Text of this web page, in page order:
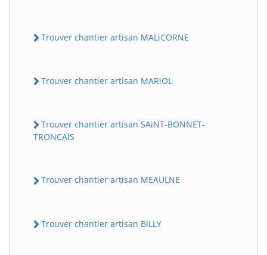
Trouver chantier artisan MALiCORNE
Trouver chantier artisan MARiOL
Trouver chantier artisan SAiNT-BONNET-
TRONCAiS
Trouver chantier artisan MEAULNE
Trouver chantier artisan BiLLY